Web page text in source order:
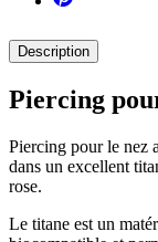
Description
Piercing
Piercing pour le nez
dans un excellent
rose.
Le titane est un